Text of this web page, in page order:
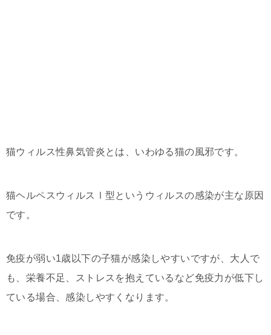
猫ウィルス性鼻気管炎とは、いわゆる猫の風邪です。
猫ヘルペスウィルスⅠ型というウィルスの感染が主な原因
です。
免疫が弱い1歳以下の子猫が感染しやすいですが、大人で
も、栄養不足、ストレスを抱えているなど免疫力が低下し
ている場合、感染しやすくなります。